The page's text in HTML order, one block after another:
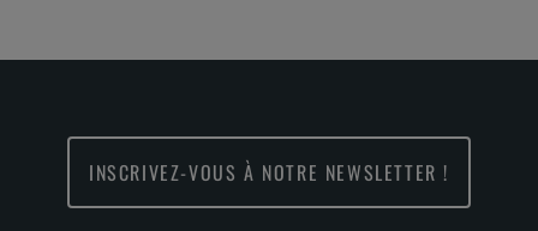
INSCRIVEZ-VOUS À NOTRE NEWSLETTER !